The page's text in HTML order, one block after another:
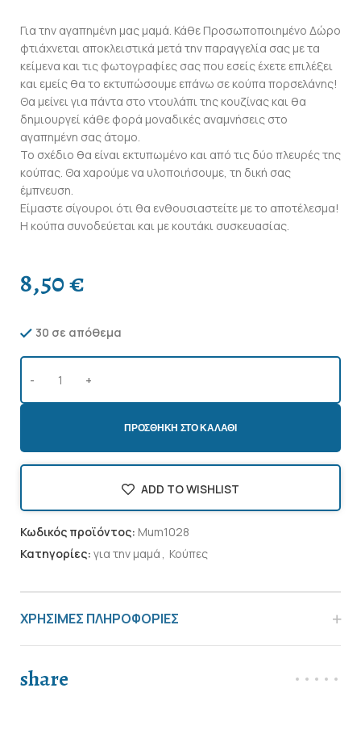
Για την αγαπημένη μας μαμά. Κάθε Προσωποποιημένο Δώρο
φτιάχνεται αποκλειστικά μετά την παραγγελία σας με τα
κείμενα και τις φωτογραφίες σας που εσείς έχετε επιλέξει
και εμείς θα το εκτυπώσουμε επάνω σε κούπα πορσελάνης!
Θα μείνει για πάντα στο ντουλάπι της κουζίνας και θα
δημιουργεί κάθε φορά μοναδικές αναμνήσεις στο
αγαπημένη σας άτομο.
Το σχέδιο θα είναι εκτυπωμένο και από τις δύο πλευρές της
κούπας. Θα χαρούμε να υλοποιήσουμε, τη δική σας
έμπνευση.
Είμαστε σίγουροι ότι θα ενθουσιαστείτε με το αποτέλεσμα!
Η κούπα συνοδεύεται και με κουτάκι συσκευασίας.
8,50€
30 σε απόθεμα
ΠΡΟΣΘΉΚΗ ΣΤΟ ΚΑΛΆΘΙ
ADD TO WISHLIST
Κωδικός προϊόντος: Mum1028
Κατηγορίες: για την μαμά , Κούπες
ΧΡΗΣΙΜΕΣ ΠΛΗΡΟΦΟΡΙΕΣ
share